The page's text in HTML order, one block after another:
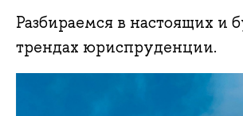
Разбираемся в настоящих и
трендах юриспруденции.